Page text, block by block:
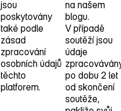
jsou
poskytovány
také podle
zásad
zpracování
osobních údajů
těchto
platforem.
na našem
blogu.
V případě
soutěží jsou
údaje
po dobu 2 let
od skončení
soutěže,